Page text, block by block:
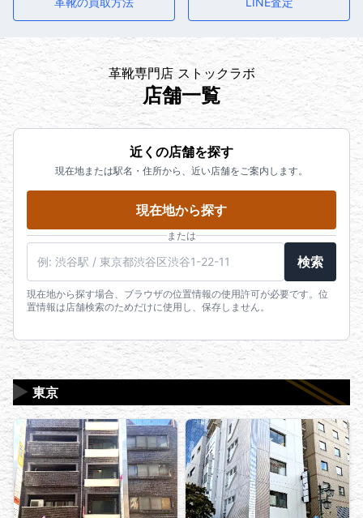
革靴専門店 ストックラボ
店舗一覧
近くの店舗を探す
現在地または駅名・住所から、近い店舗をご案内します。
現在地から探す
または
検索
現在地から探す場合、ブラウザの位置情報の使用許可が必要です。位
置情報は店舗検索のためだけに使用し、保存しません。
東京
▶